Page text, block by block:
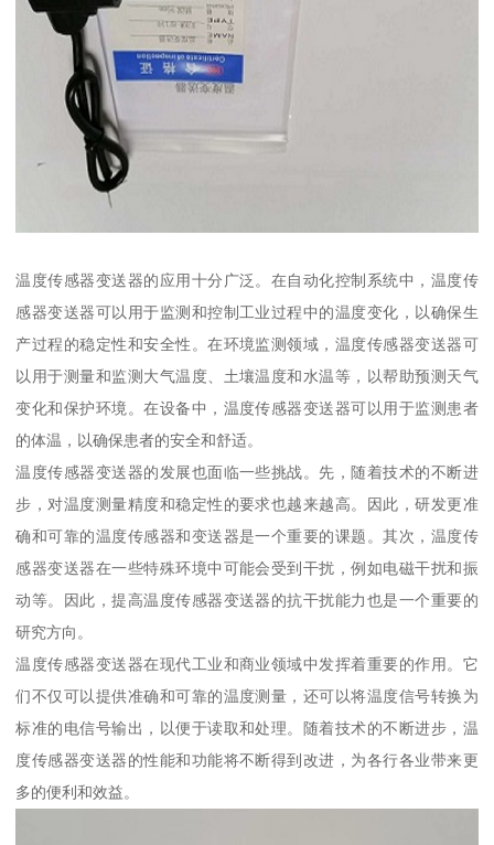
温度传感器变送器的应用十分广泛。在自动化控制系统中，温度传
感器变送器可以用于监测和控制工业过程中的温度变化，以确保生
产过程的稳定性和安全性。在环境监测领域，温度传感器变送器可
以用于测量和监测大气温度、土壤温度和水温等，以帮助预测天气
变化和保护环境。在设备中，温度传感器变送器可以用于监测患者
的体温，以确保患者的安全和舒适。
温度传感器变送器的发展也面临一些挑战。先，随着技术的不断进
步，对温度测量精度和稳定性的要求也越来越高。因此，研发更准
确和可靠的温度传感器和变送器是一个重要的课题。其次，温度传
感器变送器在一些特殊环境中可能会受到干扰，例如电磁干扰和振
动等。因此，提高温度传感器变送器的抗干扰能力也是一个重要的
研究方向。
温度传感器变送器在现代工业和商业领域中发挥着重要的作用。它
们不仅可以提供准确和可靠的温度测量，还可以将温度信号转换为
标准的电信号输出，以便于读取和处理。随着技术的不断进步，温
度传感器变送器的性能和功能将不断得到改进，为各行各业带来更
多的便利和效益。